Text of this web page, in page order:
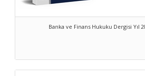
Banka ve Finans Hukuku Dergisi Yıl